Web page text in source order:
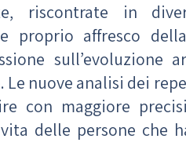
riscontrate in
proprio affresco
sull’evoluzione
Le nuove analisi dei
con maggiore
delle persone che